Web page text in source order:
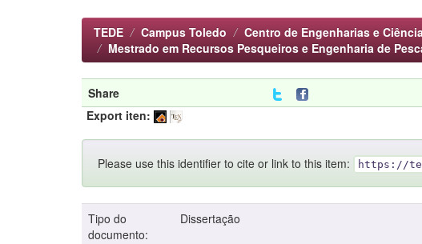
TEDE Campus Toledo Centro de Engenharias e
Mestrado em Recursos Pesqueiros e Engenharia de
Share
Export iten:
Please use this identifier to cite or link to this item: https://
Tipo do
documento:
Dissertação